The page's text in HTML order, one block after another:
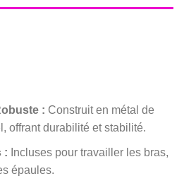
: Construit en métal de
offrant durabilité et stabilité.
: Incluses pour travailler les bras,
épaules.